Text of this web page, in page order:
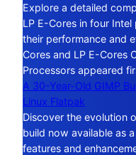
Explore a detailed
LP E-Cores in four
their performance and
Cores and LP E-Cores
Processors appeared
A 30-Year-Old GIMP
Linux Flatpak
Discover the evolution
build now available as
features and